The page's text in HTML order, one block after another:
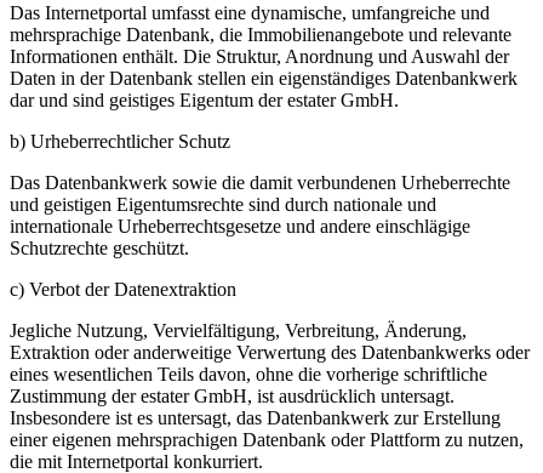
Das Internetportal umfasst eine dynamische, umfangreiche und
mehrsprachige Datenbank, die Immobilienangebote und relevante
Informationen enthält. Die Struktur, Anordnung und Auswahl der
Daten in der Datenbank stellen ein eigenständiges Datenbankwerk
dar und sind geistiges Eigentum der estater GmbH.
b) Urheberrechtlicher Schutz
Das Datenbankwerk sowie die damit verbundenen Urheberrechte
und geistigen Eigentumsrechte sind durch nationale und
internationale Urheberrechtsgesetze und andere einschlägige
Schutzrechte geschützt.
c) Verbot der Datenextraktion
Jegliche Nutzung, Vervielfältigung, Verbreitung, Änderung,
Extraktion oder anderweitige Verwertung des Datenbankwerks oder
eines wesentlichen Teils davon, ohne die vorherige schriftliche
Zustimmung der estater GmbH, ist ausdrücklich untersagt.
Insbesondere ist es untersagt, das Datenbankwerk zur Erstellung
einer eigenen mehrsprachigen Datenbank oder Plattform zu nutzen,
die mit Internetportal konkurriert.